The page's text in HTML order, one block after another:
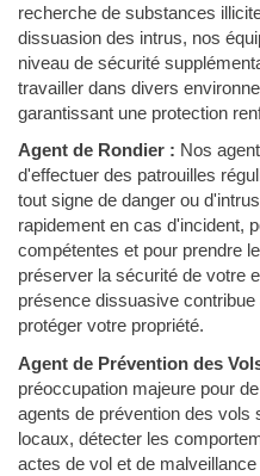
recherche de substances
dissuasion des intrus, nos
niveau de sécurité
travailler dans divers
garantissant une protection
Agent de Rondier : Nos
d'effectuer des patrouilles
tout signe de danger ou
rapidement en cas d'incident,
compétentes et pour prendre
préserver la sécurité de votre
présence dissuasive
protéger votre propriété.
Agent de Prévention des
préoccupation majeure pour
agents de prévention des vols
locaux, détecter les
actes de vol et de